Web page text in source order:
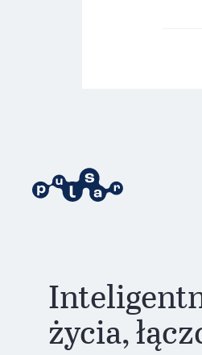
życia,